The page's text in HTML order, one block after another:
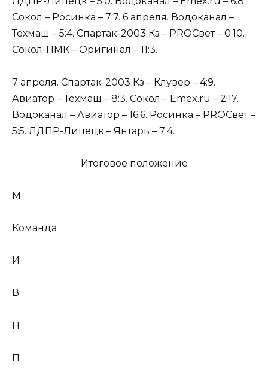
Сокол – Росинка – 7:7. 6 апреля. Водоканал –
Техмаш – 5:4. Спартак-2003 Кз – PROСвет – 0:10.
Сокол-ПМК – Оригинал – 11:3.
7 апреля. Спартак-2003 Кз – Клувер – 4:9.
Авиатор – Техмаш – 8:3. Сокол – Emex.ru – 2:17.
Водоканал – Авиатор – 16:6. Росинка – PROСвет –
5:5. ЛДПР-Липецк – Янтарь – 7:4.
Итоговое положение
М
Команда
И
В
Н
П